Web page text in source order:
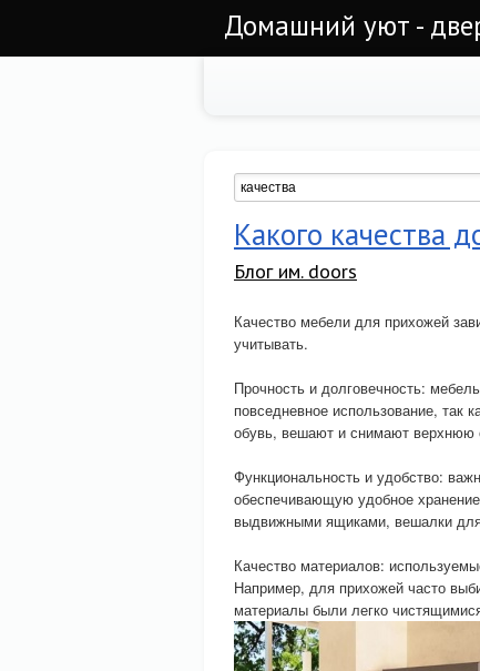
Домашний уют -
Какого качества
Блог им. doors
Качество мебели для прихожей
учитывать.
Прочность и долговечность:
повседневное использование, так
обувь, вешают и снимают верхнюю
Функциональность и удобство:
обеспечивающую удобное
выдвижными ящиками, вешалки
Качество материалов:
Например, для прихожей часто
материалы были легко